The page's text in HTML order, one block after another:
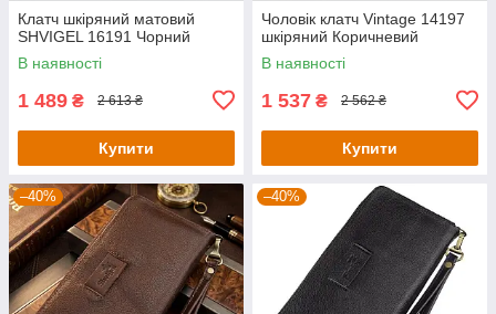
Клатч шкіряний матовий
SHVIGEL 16191 Чорний
В наявності
1 489 ₴ 2 613 ₴
Купити
Чоловік клатч Vintage 14197
шкіряний Коричневий
В наявності
1 537 ₴ 2 562 ₴
Купити
–40% –40%